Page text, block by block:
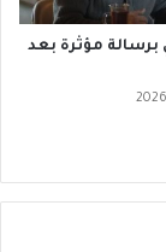
مؤثرة بعد